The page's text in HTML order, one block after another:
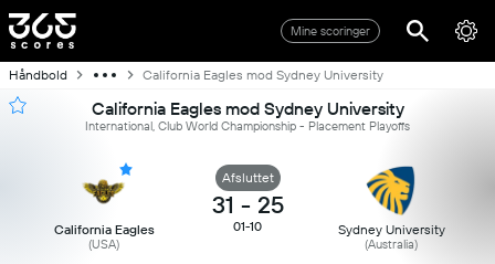
Mine scoringer
Håndbold California Eagles mod Sydney University
California Eagles mod Sydney University
International, Club World Championship - Placement Playoffs
California Eagles
(USA)
Afsluttet
31 - 25
01-10 Sydney University
(Australia)